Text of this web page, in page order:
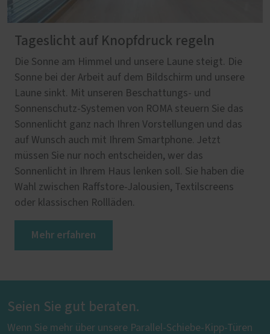
Tageslicht auf Knopfdruck regeln
Die Sonne am Himmel und unsere Laune steigt. Die
Sonne bei der Arbeit auf dem Bildschirm und unsere
Laune sinkt. Mit unseren Beschattungs- und
Sonnenschutz-Systemen von ROMA steuern Sie das
Sonnenlicht ganz nach Ihren Vorstellungen und das
auf Wunsch auch mit Ihrem Smartphone. Jetzt
müssen Sie nur noch entscheiden, wer das
Sonnenlicht in Ihrem Haus lenken soll. Sie haben die
Wahl zwischen Raffstore-Jalousien, Textilscreens
oder klassischen Rollläden.
Mehr erfahren
Seien Sie gut beraten.
Wenn Sie mehr über unsere Parallel-Schiebe-Kipp-Türen